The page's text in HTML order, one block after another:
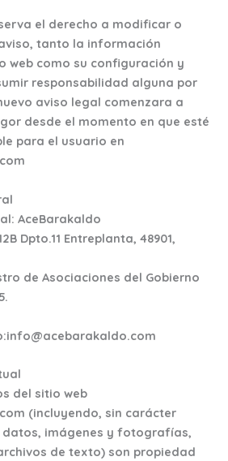
el derecho a modificar o
tanto la información
web como su configuración y
responsabilidad alguna por
aviso legal comenzara a
desde el momento en que esté
para el usuario en
AceBarakaldo
Dpto.11 Entreplanta, 48901,
de Asociaciones del Gobierno
del sitio web
(incluyendo, sin carácter
imágenes y fotografías,
de texto) son propiedad